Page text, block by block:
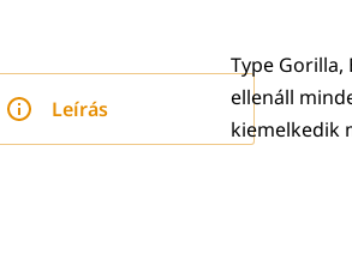
Leírás
Type
ellenáll
kiemelkedik